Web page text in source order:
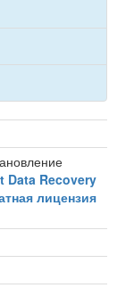
Data Recovery
лицензия